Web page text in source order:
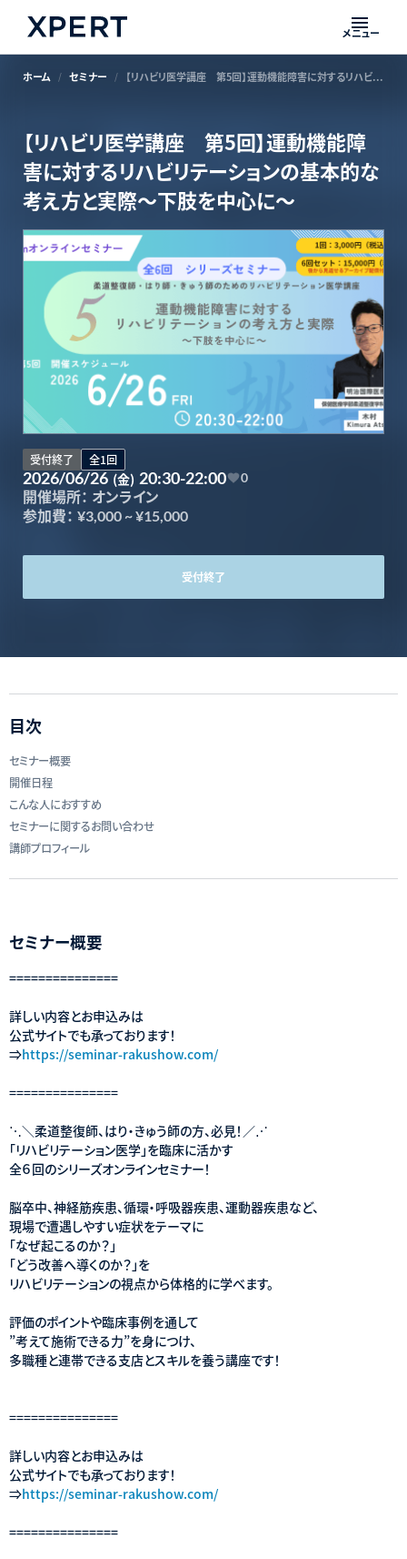
メニュー
ホーム セミナー 【リハビリ医学講座 第5回】運動機能障害に対するリハビリテーションの基本的な考え方と実際～下肢を中心に～
【リハビリ医学講座 第5回】運動機能障
害に対するリハビリテーションの基本的な
考え方と実際～下肢を中心に～
受付終了 全1回
2026/06/26 (金) 20:30-22:00 0
開催場所： オンライン
参加費： ¥3,000 ~¥15,000
受付終了
目次
セミナー概要
開催日程
こんな人におすすめ
セミナーに関するお問い合わせ
講師プロフィール
セミナー概要
===============
詳しい内容とお申込みは
公式サイトでも承っております！
⇒https://seminar-rakushow.com/
===============
⋱＼柔道整復師、はり・きゅう師の方、必見！／⋰
「リハビリテーション医学」を臨床に活かす
全６回のシリーズオンラインセミナー！
脳卒中、神経筋疾患、循環・呼吸器疾患、運動器疾患など、
現場で遭遇しやすい症状をテーマに
「なぜ起こるのか？」
「どう改善へ導くのか？」を
リハビリテーションの視点から体格的に学べます。
評価のポイントや臨床事例を通して
”考えて施術できる力”を身につけ、
多職種と連帯できる支店とスキルを養う講座です！
===============
詳しい内容とお申込みは
公式サイトでも承っております！
⇒https://seminar-rakushow.com/
===============